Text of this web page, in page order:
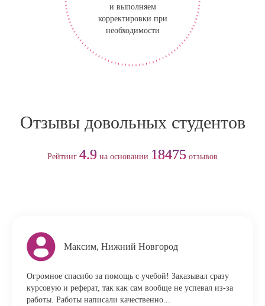
и выполняем
корректировки при
необходимости
Отзывы довольных студентов
Рейтинг 4.9 на основании 18475 отзывов
Максим, Нижний Новгород
Огромное спасибо за помощь с учебой! Заказывал сразу
курсовую и реферат, так как сам вообще не успевал из-за
работы. Работы написали качественно...